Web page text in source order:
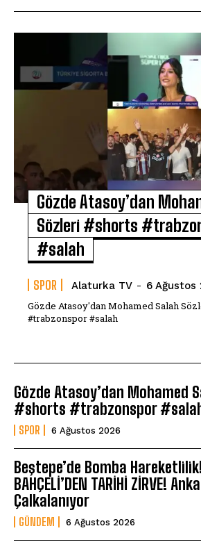
Gözde Atasoy’dan
Sözleri #shorts
#salah
SPOR Alaturka TV - 6 Ağustos
Gözde Atasoy'dan Mohamed Salah
#trabzonspor #salah
Gözde Atasoy’dan Mohamed
#shorts #trabzonspor
SPOR 6 Ağustos 2026
Beştepe’de Bomba Hareketlilik!
BAHÇELİ’DEN TARİHİ ZİRVE!
Çalkalanıyor
GÜNDEM 6 Ağustos 2026